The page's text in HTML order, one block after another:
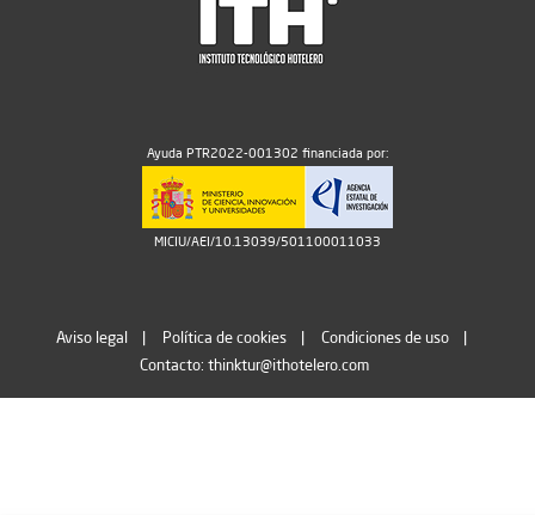
Ayuda PTR2022-001302 financiada por:
MICIU/AEI/10.13039/501100011033
Aviso legal Política de cookies
Condiciones de uso
Contacto: thinktur@ithotelero.com